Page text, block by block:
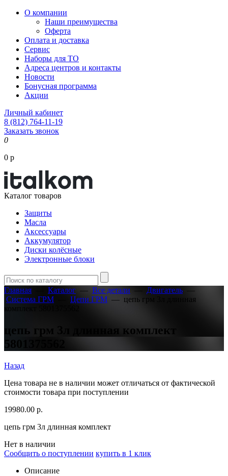
О компании
Наши преимущества
Оферта
Оплата и доставка
Сервис
Наборы для ТО
Адреса центров и контакты
Новости
Бонусная программа
Акции
Личный кабинет
8 (812) 764-11-19
Заказать звонок
0
0 р
Каталог товаров
Защиты
Масла
Аксессуары
Аккумулятор
Диски колёсные
Электронные блоки
Главная Каталог — Все детали — Двигатель —
Система ГРМ
Цепи ГРМ — цепь грм 3л длинная
комплект 5801375562
цепь грм 3л длинная комплект
5801375562
Назад
Цена товара не в наличии может отличаться от фактической
стоимости товара при поступлении
19980.00 р.
цепь грм 3л длинная комплект
Нет в наличии
Сообщить о поступлении купить в 1 клик
Описание